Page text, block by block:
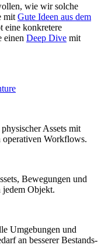
wie wir solche
mit Gute Ideen aus dem
eine konkretere
einen Deep Dive mit
Assets mit
operativen Workflows.
Bewegungen und
jedem Objekt.
Umgebungen und
an besserer Bestands-